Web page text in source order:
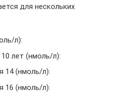
для нескольких
л):
лет (нмоль/л):
14 (нмоль/л):
16 (нмоль/л):